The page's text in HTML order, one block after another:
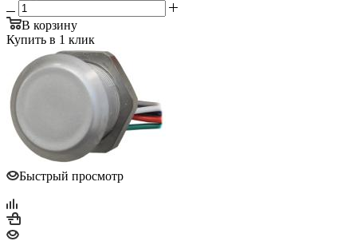
В корзину
Купить в 1 клик
Быстрый просмотр